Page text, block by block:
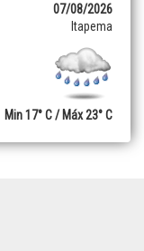
07/08/2026
Itapema
Min 17° C / Máx 23° C